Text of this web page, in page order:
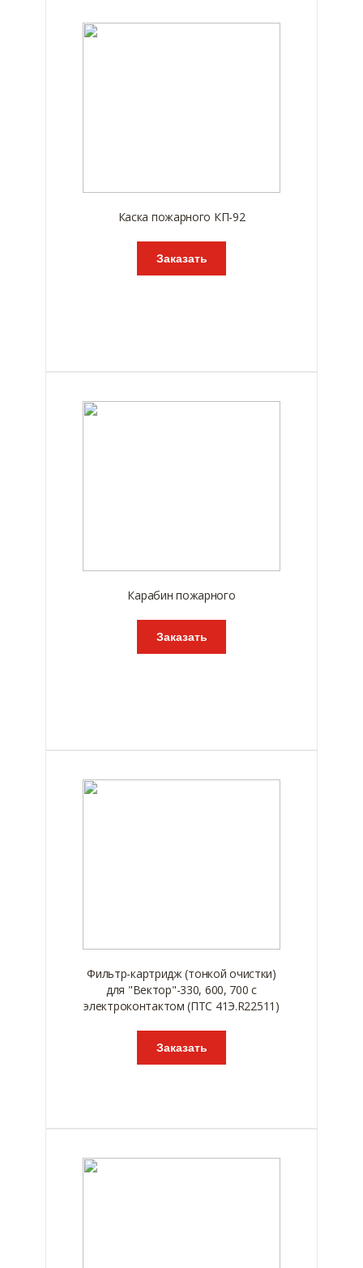
Каска пожарного КП-92
Заказать
Карабин пожарного
Заказать
Фильтр-картридж (тонкой очистки)
для "Вектор"-330, 600, 700 с
электроконтактом (ПТС 41Э.R22511)
Заказать